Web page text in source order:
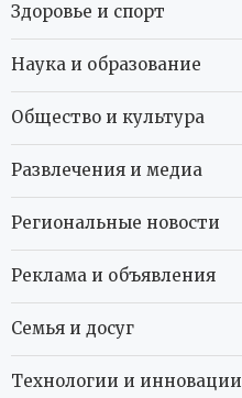
Здоровье и спорт
Наука и образование
Общество и культура
Развлечения и медиа
Региональные новости
Реклама и объявления
Семья и досуг
Технологии и инновации